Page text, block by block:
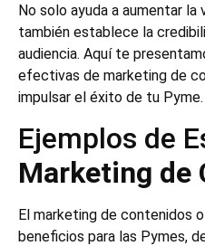
No solo ayuda a aumentar la
también establece la
audiencia. Aquí te
efectivas de marketing de
impulsar el éxito de tu Pyme.
Ejemplos de
Marketing de
El marketing de contenidos
beneficios para las Pymes,